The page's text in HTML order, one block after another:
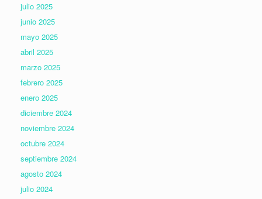
julio 2025
junio 2025
mayo 2025
abril 2025
marzo 2025
febrero 2025
enero 2025
diciembre 2024
noviembre 2024
octubre 2024
septiembre 2024
agosto 2024
julio 2024